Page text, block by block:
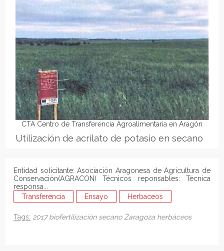
CTA Centro de Transferencia Agroalimentaria en Aragón
Utilización de acrilato de potasio en secano
Entidad solicitante: Asociación Aragonesa de Agricultura de
Conservación(AGRACON) Técnicos reponsables: Técnica
responsa...
Transferencia
Ensayo Herbaceos
Tags: 2017biofertilización secano Zaragoza herbáceos